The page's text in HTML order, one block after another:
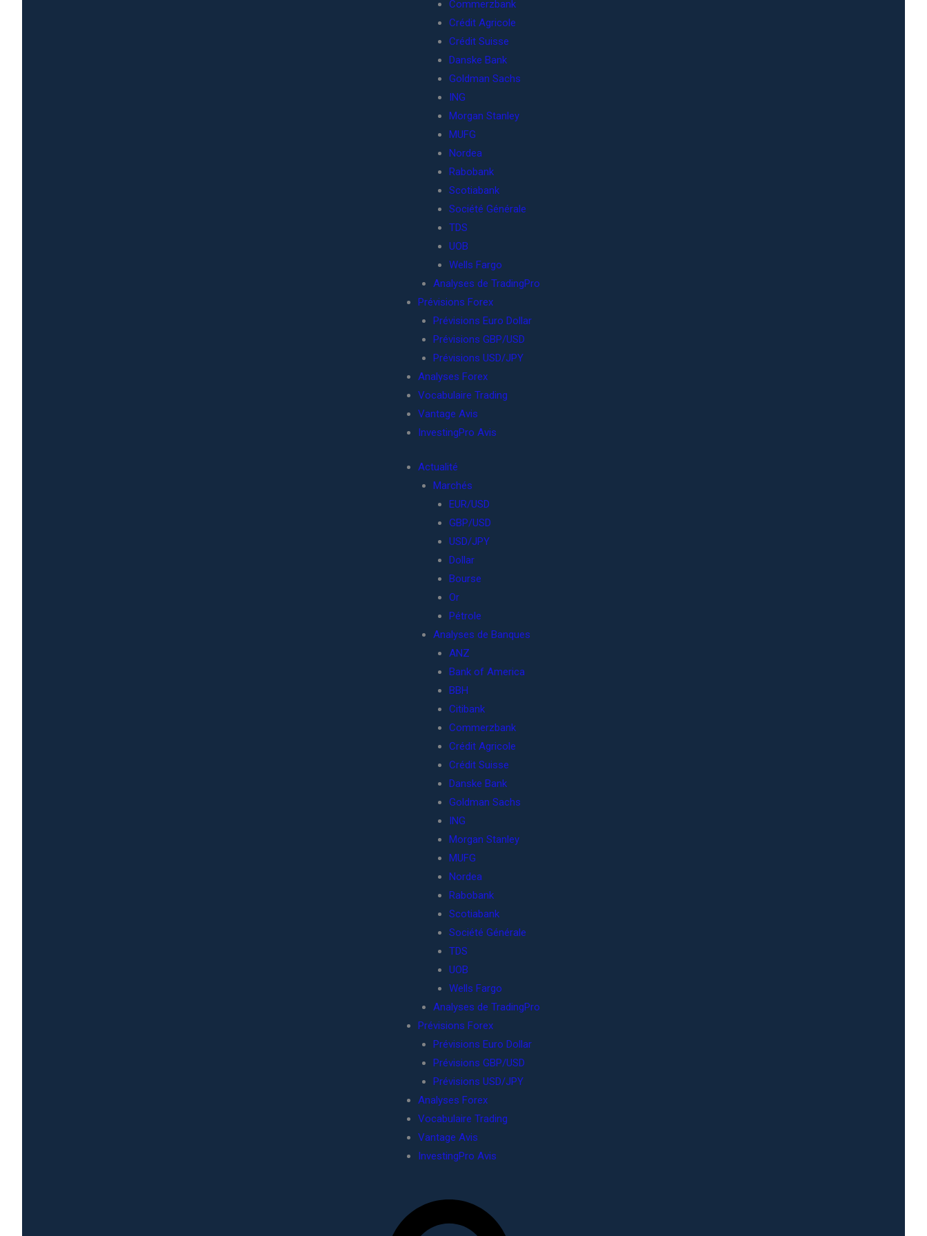
Commerzbank
Crédit Agricole
Crédit Suisse
Danske Bank
Goldman Sachs
ING
Morgan Stanley
MUFG
Nordea
Rabobank
Scotiabank
Société Générale
TDS
UOB
Wells Fargo
Analyses de TradingPro
Prévisions Forex
Prévisions Euro Dollar
Prévisions GBP/USD
Prévisions USD/JPY
Analyses Forex
Vocabulaire Trading
Vantage Avis
InvestingPro Avis
Actualité
Marchés
EUR/USD
GBP/USD
USD/JPY
Dollar
Bourse
Or
Pétrole
Analyses de Banques
ANZ
Bank of America
BBH
Citibank
Commerzbank
Crédit Agricole
Crédit Suisse
Danske Bank
Goldman Sachs
ING
Morgan Stanley
MUFG
Nordea
Rabobank
Scotiabank
Société Générale
TDS
UOB
Wells Fargo
Analyses de TradingPro
Prévisions Forex
Prévisions Euro Dollar
Prévisions GBP/USD
Prévisions USD/JPY
Analyses Forex
Vocabulaire Trading
Vantage Avis
InvestingPro Avis